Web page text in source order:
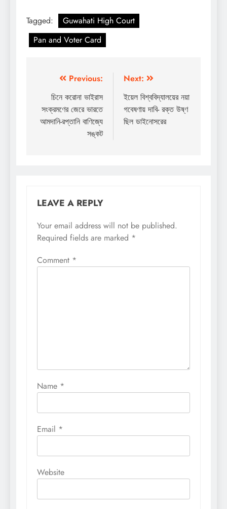
Tagged:
Guwahati High Court
Pan and Voter Card
navigation
Previous:
চিনে করোনা ভাইরাস
সংক্রমণের জেরে ভারতে
আমদানি-রপ্তানি বাণিজ্যে
সঙ্কট
Next:
ইয়েল বিশ্ববিদ্যালয়ের নয়া
গবেষণায় দাবি- রক্ত উষ্ণ
ছিল ডাইনোসরের
LEAVE A REPLY
Your email address will not be published.
Required fields are marked *
Comment *
Name *
Email *
Website